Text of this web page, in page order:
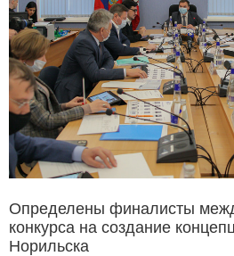
Определены финалисты
конкурса на создание
Норильска